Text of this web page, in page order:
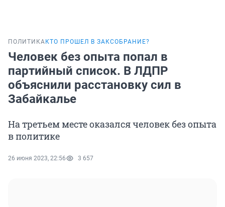
ПОЛИТИКА КТО ПРОШЕЛ В ЗАКСОБРАНИЕ?
Человек без опыта попал в
партийный список. В ЛДПР
объяснили расстановку сил в
Забайкалье
На третьем месте оказался человек без опыта
в политике
26 июня 2023, 22:56 3 657